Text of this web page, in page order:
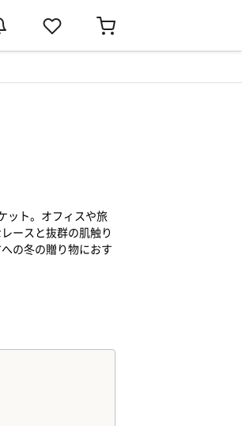
ット。オフィスや旅
ースと抜群の肌触り
の冬の贈り物におす